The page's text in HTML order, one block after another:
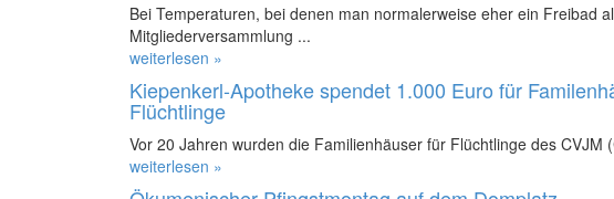
Bei Temperaturen, bei denen man normalerweise eher ein Freibad
Mitgliederversammlung ...
weiterlesen »
Kiepenkerl-Apotheke spendet 1.000 Euro für
Flüchtlinge
Vor 20 Jahren wurden die Familienhäuser für Flüchtlinge des CVJM
weiterlesen »